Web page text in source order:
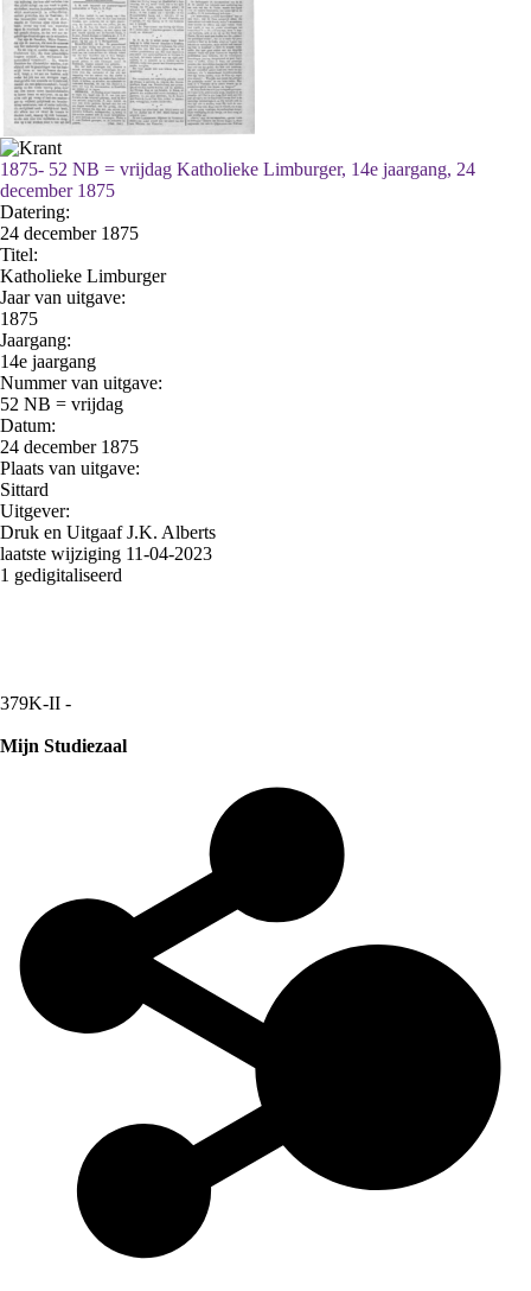
1875- 52 NB = vrijdag Katholieke Limburger, 14e jaargang, 24
december 1875
Datering:
24 december 1875
Titel:
Katholieke Limburger
Jaar van uitgave:
1875
Jaargang:
14e jaargang
Nummer van uitgave:
52 NB = vrijdag
Datum:
24 december 1875
Plaats van uitgave:
Sittard
Uitgever:
Druk en Uitgaaf J.K. Alberts
laatste wijziging 11-04-2023
1 gedigitaliseerd
379K-II -
Mijn Studiezaal